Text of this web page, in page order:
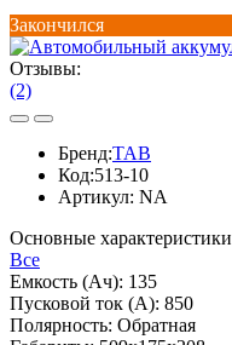
Закончился
Отзывы:
(2)
Бренд:TAB
Код:513-10
Артикул: NA
Основные характеристики
Все
Емкость (Ач): 135
Пусковой ток (А): 850
Полярность: Обратная